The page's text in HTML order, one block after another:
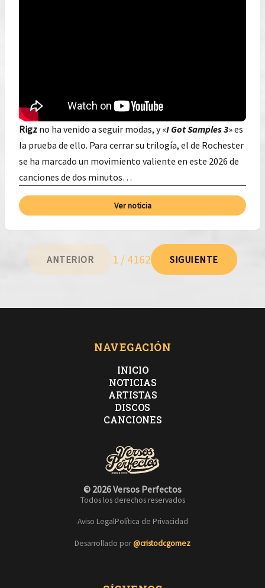
Rigz no ha venido a seguir modas, y «I Got Samples 3» es
la prueba de ello. Para cerrar su trilogía, el de Rochester
se ha marcado un movimiento valiente en este 2026 de
canciones de dos minutos…
Ver noticia
ANTERIOR 1 / 4162 SIGUIENTE
NAVEGACIÓN
INICIO
NOTICIAS
ARTISTAS
DISCOS
CANCIONES
© 2026 Versos Perfectos
Todos los derechos reservados
Aviso LegalPolítica de Privacidad
Desarrollado por@cristodcgomez